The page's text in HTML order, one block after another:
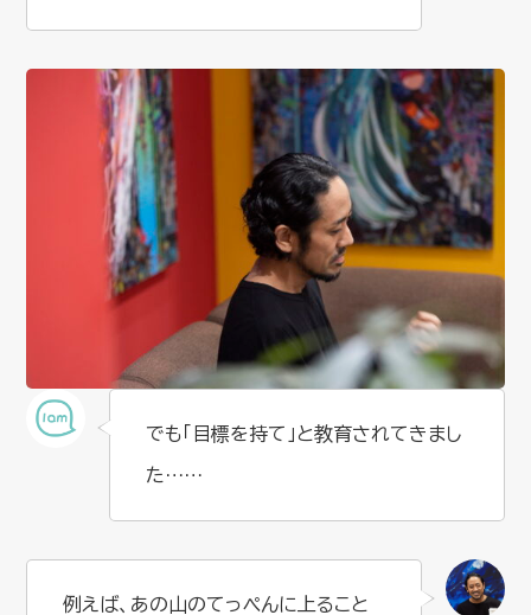
でも「目標を持て」と教育されてきまし
た……
例えば、あの山のてっぺんに上ること